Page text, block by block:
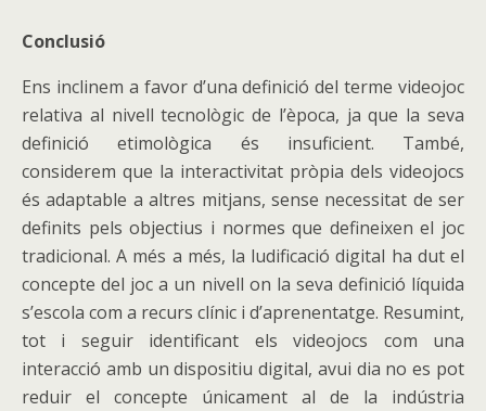
Conclusió
Ens inclinem a favor d’una definició del terme videojoc
relativa al nivell tecnològic de l’època, ja que la seva
definició etimològica és insuficient. També,
considerem que la interactivitat pròpia dels videojocs
és adaptable a altres mitjans, sense necessitat de ser
definits pels objectius i normes que defineixen el joc
tradicional. A més a més, la ludificació digital ha dut el
concepte del joc a un nivell on la seva definició líquida
s’escola com a recurs clínic i d’aprenentatge. Resumint,
tot i seguir identificant els videojocs com una
interacció amb un dispositiu digital, avui dia no es pot
reduir el concepte únicament al de la indústria